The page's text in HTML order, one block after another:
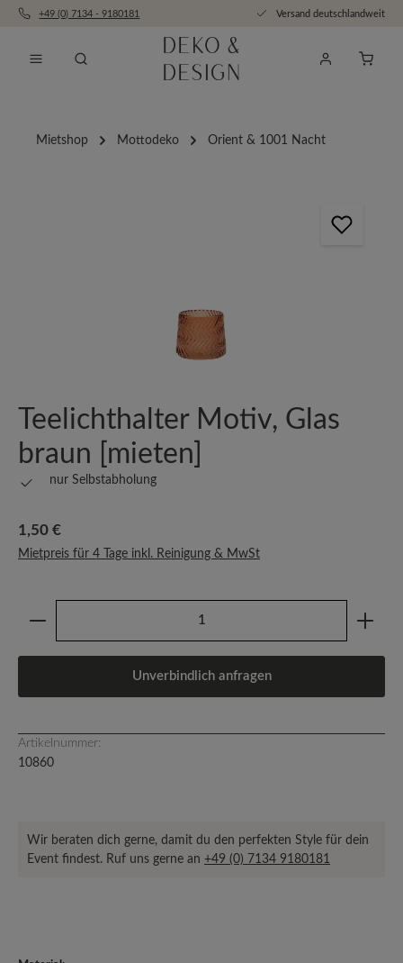
Zum Hauptinhalt springen
+49 (0) 7134 - 9180181 Versand deutschlandweit
Mietshop Mottodeko Orient & 1001 Nacht
Teelichthalter Motiv, Glas
braun [mieten]
nur Selbstabholung
Regulärer Preis:
1,50 €
Mietpreis für 4 Tage inkl. Reinigung & MwSt
Produkt Anzahl: Gib den gewünschten Wert ein
Unverbindlich anfragen
Artikelnummer:
10860
Wir beraten dich gerne, damit du den perfekten Style für dein
Event findest. Ruf uns gerne an +49 (0) 7134 9180181